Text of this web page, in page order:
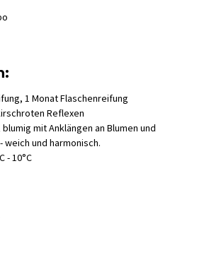
1 Monat Flaschenreifung
Reflexen
blumig mit Anklängen an Blumen und
weich und harmonisch.
- 10°C